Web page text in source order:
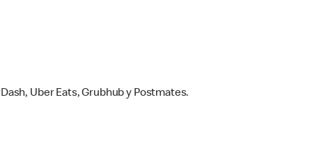
Uber Eats, Grubhub y Postmates.